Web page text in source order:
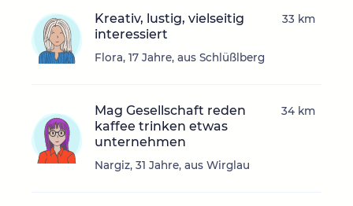
Kreativ, lustig, vielseitig
interessiert
Flora, 17 Jahre, aus Schlüßlberg
33 km
Mag Gesellschaft reden
kaffee trinken etwas
unternehmen
Nargiz, 31 Jahre, aus Wirglau
34 km